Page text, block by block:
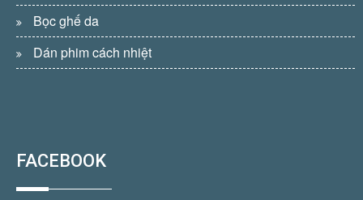
Bọc ghế da
Dán phim cách nhiệt
FACEBOOK